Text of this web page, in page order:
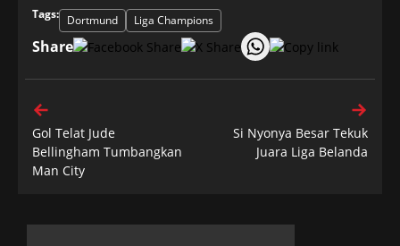
Tags: Dortmund Liga Champions
Share
Gol Telat Jude
Bellingham Tumbangkan
Man City
Si Nyonya Besar Tekuk
Juara Liga Belanda